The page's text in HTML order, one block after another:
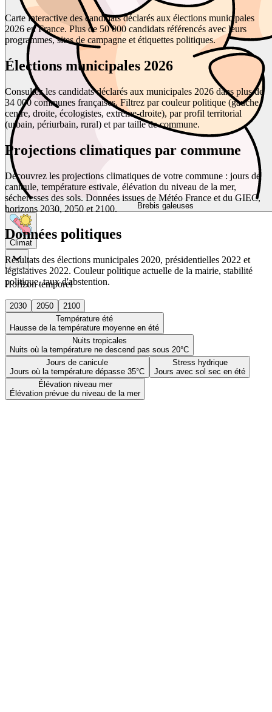
Brebis galeuses
Climat
Horizon temporel
2030 2050
2100
Température été
Hausse de la température moyenne en été
Nuits tropicales
Nuits où la température ne descend pas sous 20°C
Jours de canicule
Jours où la température dépasse 35°C
Stress hydrique
Jours avec sol sec en été
Élévation niveau mer
Élévation prévue du niveau de la mer
Carte interactive des candidats déclarés aux élections municipales
2026 en France. Plus de 50 000 candidats référencés avec leurs
programmes, sites de campagne et étiquettes politiques.
Élections municipales 2026
Consultez les candidats déclarés aux municipales 2026 dans plus de
34 000 communes françaises. Filtrez par couleur politique (gauche,
centre, droite, écologistes, extrême-droite), par profil territorial
(urbain, périurbain, rural) et par taille de commune.
Projections climatiques par commune
Découvrez les projections climatiques de votre commune : jours de
canicule, température estivale, élévation du niveau de la mer,
sécheresses des sols. Données issues de Météo France et du GIEC,
horizons 2030, 2050 et 2100.
Données politiques
Résultats des élections municipales 2020, présidentielles 2022 et
législatives 2022. Couleur politique actuelle de la mairie, stabilité
politique, taux d'abstention.